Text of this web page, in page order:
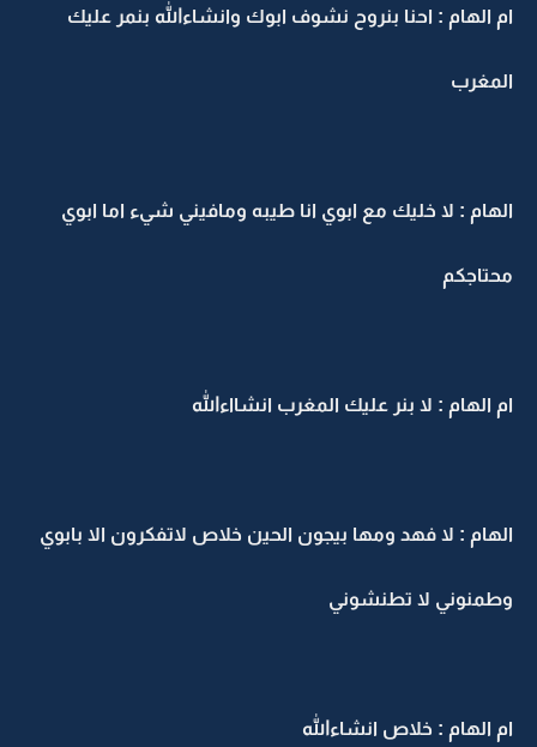
ام الهام : احنا بنروح نشوف ابوك وانشاءالله بنمر عليك
المغرب
الهام : لا خليك مع ابوي انا طيبه ومافيني شيء اما ابوي
محتاجكم
ام الهام : لا بنر عليك المغرب انشااءالله
الهام : لا فهد ومها بيجون الحين خلاص لاتفكرون الا بابوي
وطمنوني لا تطنشوني
ام الهام : خلاص انشاءالله